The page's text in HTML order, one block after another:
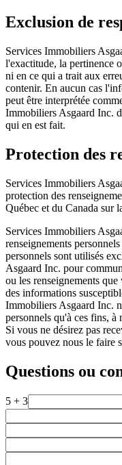
Exclusion de
Services Immobiliers
l'exactitude, la pertinence
ni en ce qui a trait aux
contenir. En aucun cas
peut être interprétée
Immobiliers Asgaard Inc.
qui en est fait.
Protection des
Services Immobiliers
protection des
Québec et du Canada sur
Services Immobiliers
renseignements
personnels sont utilisés
Asgaard Inc. pour
ou les renseignements
des informations
Immobiliers Asgaard Inc.
personnels qu'à ces fins,
Si vous ne désirez pas
vous pouvez nous le faire
Questions ou
5 + 3